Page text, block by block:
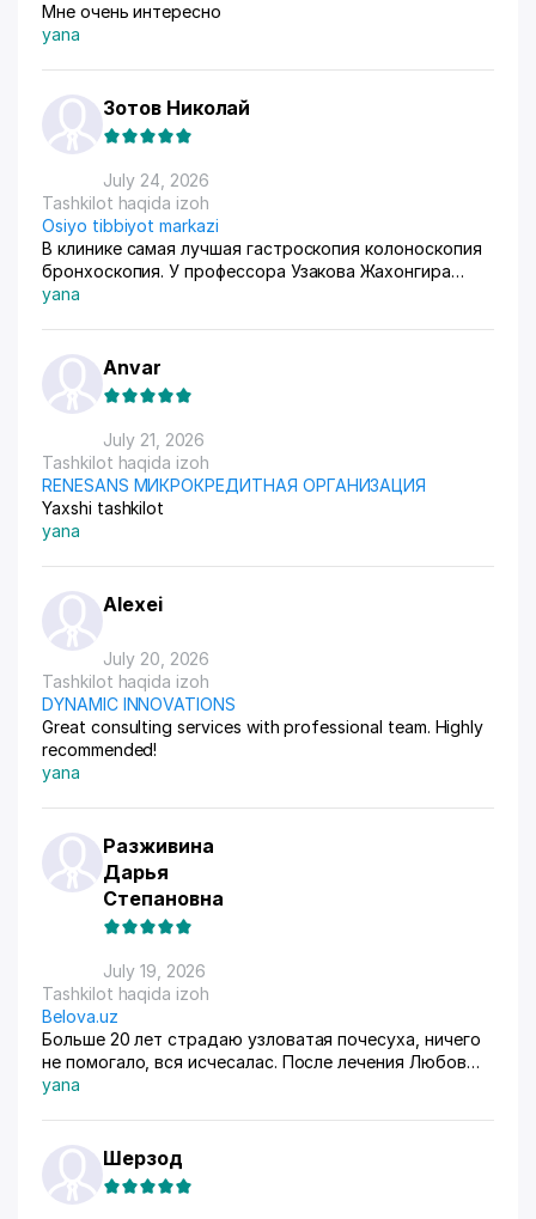
Мне очень интересно
yana
Зотов Николай
July 24, 2026
Tashkilot haqida izoh
Osiyo tibbiyot markazi
В клинике самая лучшая гастроскопия колоноскопия
бронхоскопия. У профессора Узакова Жахонгира
Низамовича.
yana
Anvar
July 21, 2026
Tashkilot haqida izoh
RENESANS МИКРОКРЕДИТНАЯ ОРГАНИЗАЦИЯ
Yaxshi tashkilot
yana
Alexei
July 20, 2026
Tashkilot haqida izoh
DYNAMIC INNOVATIONS
Great consulting services with professional team. Highly
recommended!
yana
Разживина
Дарья
Степановна
July 19, 2026
Tashkilot haqida izoh
Belova.uz
Больше 20 лет страдаю узловатая почесуха, ничего
не помогало, вся исчесалас. После лечения Любов
Владимировны 90% болячек ушло, сейчас
yana
Шерзод